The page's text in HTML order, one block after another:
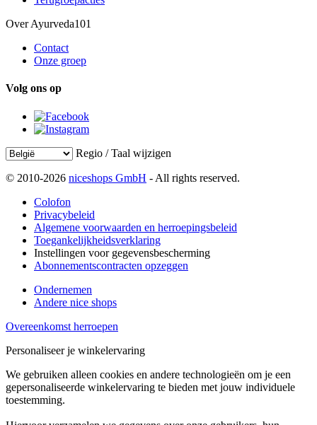
Over Ayurveda101
Contact
Onze groep
Volg ons op
Regio / Taal wijzigen
© 2010-2026 niceshops GmbH - All rights reserved.
Colofon
Privacybeleid
Algemene voorwaarden en herroepingsbeleid
Toegankelijkheidsverklaring
Instellingen voor gegevensbescherming
Abonnementscontracten opzeggen
Ondernemen
Andere nice shops
Overeenkomst herroepen
Personaliseer je winkelervaring
We gebruiken alleen cookies en andere technologieën om je een
gepersonaliseerde winkelervaring te bieden met jouw individuele
toestemming.